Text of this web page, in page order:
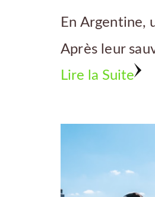
En Argentine,
Après leur
Lire la Suite